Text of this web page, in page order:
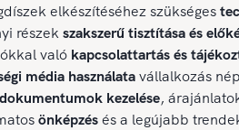
elkészítéséhez szükséges
részekszakszerű tisztítása és
való kapcsolattartás és
média használatavállalkozás
kezelése,
önképzésés a legújabb